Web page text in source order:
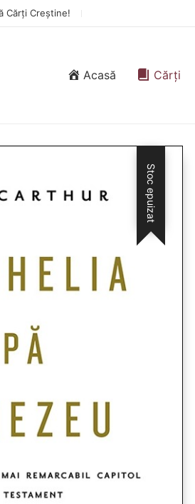
Cărți Creștine!
Acasă Cărți
Stoc epuizat